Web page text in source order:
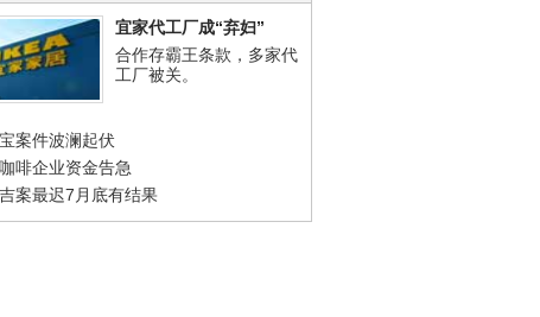
宜家代工厂成“弃妇”
合作存霸王条款，多家代
工厂被关。
案件波澜起伏
啡企业资金告急
案最迟7月底有结果